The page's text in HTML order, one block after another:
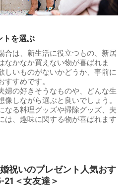
トを選ぶ
合は、新生活に役立つもの、新居
なかなか買えない物が喜ばれま
しいものがないかどうか、事前に
すすめです。
婦の好きそうなものや、どんな生
しながら選ぶと良いでしょう。
なる料理グッズや掃除グッズ、夫
は、趣味に関する物が喜ばれます
祝いのプレゼント人気おす
21＜女友達＞